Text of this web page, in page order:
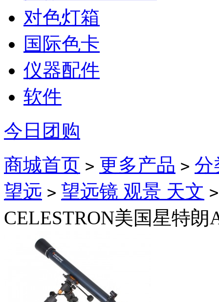
对色灯箱
国际色卡
仪器配件
软件
今日团购
商城首页 > 更多产品 > 分
望远 > 望远镜 观景 天文 >
CELESTRON美国星特朗